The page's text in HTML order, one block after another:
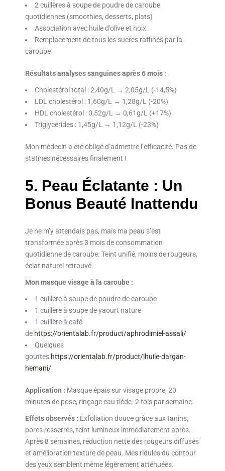
2 cuillères à soupe de poudre de caroube
quotidiennes (smoothies, desserts, plats)
Association avec huile d’olive et noix
Remplacement de tous les sucres raffinés par la
caroube
Résultats analyses sanguines après 6 mois :
Cholestérol total : 2,40g/L → 2,05g/L (-14,5%)
LDL cholestérol : 1,60g/L → 1,28g/L (-20%)
HDL cholestérol : 0,52g/L → 0,61g/L (+17%)
Triglycérides : 1,45g/L → 1,12g/L (-23%)
Mon médecin a été obligé d’admettre l’efficacité. Pas de
statines nécessaires finalement !
5. Peau Éclatante : Un
Bonus Beauté Inattendu
Je ne m’y attendais pas, mais ma peau s’est
transformée après 3 mois de consommation
quotidienne de caroube. Teint unifié, moins de rougeurs,
éclat naturel retrouvé.
Mon masque visage à la caroube :
1 cuillère à soupe de poudre de caroube
1 cuillère à soupe de yaourt nature
1 cuillère à café
de https://orientalab.fr/product/aphrodimiel-assali/
Quelques
gouttes https://orientalab.fr/product/lhuile-dargan-
hemani/
Application : Masque épais sur visage propre, 20
minutes de pose, rinçage eau tiède. 2 fois par semaine.
Effets observés : Exfoliation douce grâce aux tanins,
pores resserrés, teint lumineux immédiatement après.
Après 8 semaines, réduction nette des rougeurs diffuses
et amélioration texture de peau. Mes ridules du contour
des yeux semblent même légèrement atténuées.